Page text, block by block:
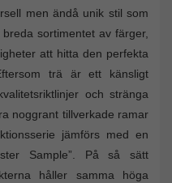
men ändå unik stil som
sortimentet av färger,
att hitta den perfekta
trä är ett känsligt
och stränga
noggrant tillverkade ramar
jämförs med en
Sample”. På så sätt
håller samma höga